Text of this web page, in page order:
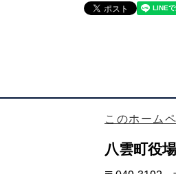
このホーム
八雲町役場